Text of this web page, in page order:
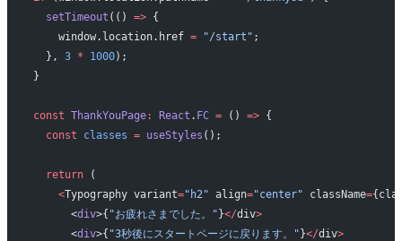
  setTimeout
(() => {
    window.location.href
= "/start" ;
  },
3 * 1000);
}
const ThankYouPage: React . FC = () => {
  const
classes = useStyles ();
  return
(
    <
Typography variant="h2" align="center" className=
      <
div>{ "お疲れさまでした。"}</div>
      <
div>{ "3秒後にスタートページに戻ります。"}</div>